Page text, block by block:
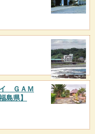
イ ＧＡＭ
福島県】